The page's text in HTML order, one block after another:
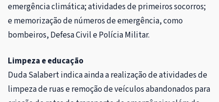
emergência climática; atividades de primeiros socorros;
e memorização de números de emergência, como
bombeiros, Defesa Civil e Polícia Militar.
Limpeza e educação
Duda Salabert indica ainda a realização de atividades de
limpeza de ruas e remoção de veículos abandonados para